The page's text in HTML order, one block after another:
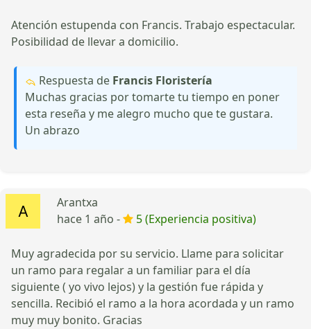
Atención estupenda con Francis. Trabajo espectacular.
Posibilidad de llevar a domicilio.
Respuesta de Francis Floristería
Muchas gracias por tomarte tu tiempo en poner
esta reseña y me alegro mucho que te gustara.
Un abrazo
Arantxa
hace 1 año -
5 (Experiencia positiva)
Muy agradecida por su servicio. Llame para solicitar
un ramo para regalar a un familiar para el día
siguiente ( yo vivo lejos) y la gestión fue rápida y
sencilla. Recibió el ramo a la hora acordada y un ramo
muy muy bonito. Gracias